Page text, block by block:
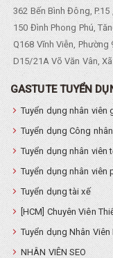
362 Bến Bình Đông, P.15
150 Đình Phong Phú,
Q168 Vĩnh Viễn, Phường
D15/21A Võ Văn Vân,
GASTUTE TUYỂN
Tuyển dụng nhân viên
Tuyển dụng Công
Tuyển dụng nhân viên
Tuyển dụng nhân viên
Tuyển dụng tài xế
[HCM] Chuyên Viên
Tuyển dụng Nhân
NHÂN VIÊN SEO